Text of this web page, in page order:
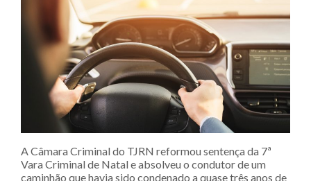
A Câmara Criminal do TJRN reformou sentença da 7ª
Vara Criminal de Natal e absolveu o condutor de um
caminhão que havia sido condenado a quase três anos de